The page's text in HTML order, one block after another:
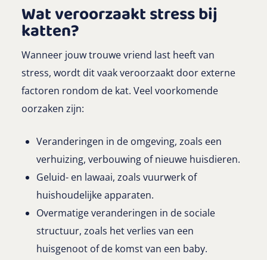
Wat veroorzaakt stress bij
katten?
Wanneer jouw trouwe vriend last heeft van
stress, wordt dit vaak veroorzaakt door externe
factoren rondom de kat. Veel voorkomende
oorzaken zijn:
Veranderingen in de omgeving, zoals een
verhuizing, verbouwing of nieuwe huisdieren.
Geluid- en lawaai, zoals vuurwerk of
huishoudelijke apparaten.
Overmatige veranderingen in de sociale
structuur, zoals het verlies van een
huisgenoot of de komst van een baby.